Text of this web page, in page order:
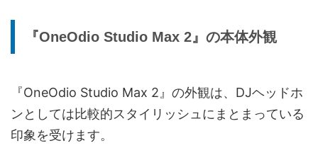
『OneOdio Studio Max 2』の本体外観
『OneOdio Studio Max 2』の外観は、DJヘッドホ
ンとしては比較的スタイリッシュにまとまっている
印象を受けます。